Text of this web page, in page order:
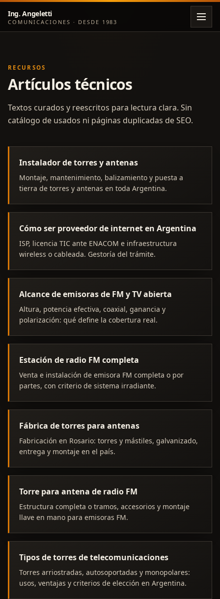
Ing. Angeletti
COMUNICACIONES · DESDE 1983
RECURSOS
Artículos técnicos
Textos curados y reescritos para lectura clara. Sin
catálogo de usados ni páginas duplicadas de SEO.
Instalador de torres y antenas
Montaje, mantenimiento, balizamiento y puesta a
tierra de torres y antenas en toda Argentina.
Cómo ser proveedor de internet en Argentina
ISP, licencia TIC ante ENACOM e infraestructura
wireless o cableada. Gestoría del trámite.
Alcance de emisoras de FM y TV abierta
Altura, potencia efectiva, coaxial, ganancia y
polarización: qué define la cobertura real.
Estación de radio FM completa
Venta e instalación de emisora FM completa o por
partes, con criterio de sistema irradiante.
Fábrica de torres para antenas
Fabricación en Rosario: torres y mástiles, galvanizado,
entrega y montaje en el país.
Torre para antena de radio FM
Estructura completa o tramos, accesorios y montaje
llave en mano para emisoras FM.
Tipos de torres de telecomunicaciones
Torres arriostradas, autosoportadas y monopolares:
usos, ventajas y criterios de elección en Argentina.